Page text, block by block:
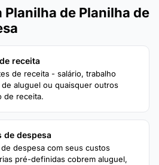
Planilha de Planilha de
receita
de receita - salário, trabalho
aluguel ou quaisquer outros
de receita.
de despesa
despesa com seus custos
pré-definidas cobrem aluguel,